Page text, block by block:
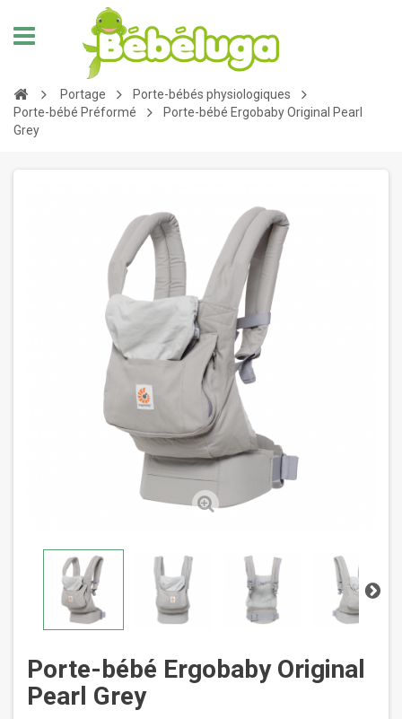
Portage
Porte-bébés physiologiques
Porte-bébé Préformé
Porte-bébé Ergobaby Original Pearl
Grey
Porte-bébé Ergobaby Original
Pearl Grey